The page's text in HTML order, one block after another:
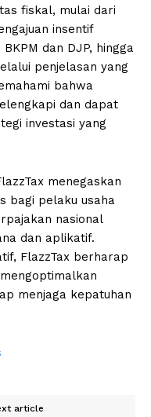
fiskal, mulai dari
insentif
dan DJP, hingga
penjelasan yang
bahwa
dan dapat
investasi yang
menegaskan
bagi pelaku usaha
nasional
dan aplikatif.
FlazzTax berharap
menjaga kepatuhan
article